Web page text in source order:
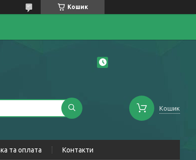
Кошик
Кошик
та оплата Контакти